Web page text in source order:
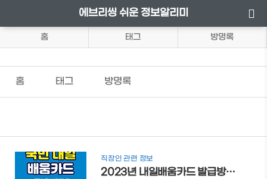
에브리씽 쉬운 정보알리미
홈 태그 방명록
홈 태그 방명록
직장인 관련 정보
2023년 내일배움카드 발급방법 및 자격조건 확인하기